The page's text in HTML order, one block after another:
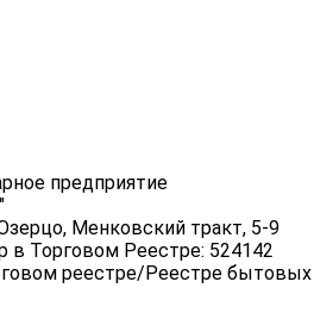
предприятие
Менковский тракт, 5-9
в Торговом Реестре: 524142
реестре/Реестре бытовых